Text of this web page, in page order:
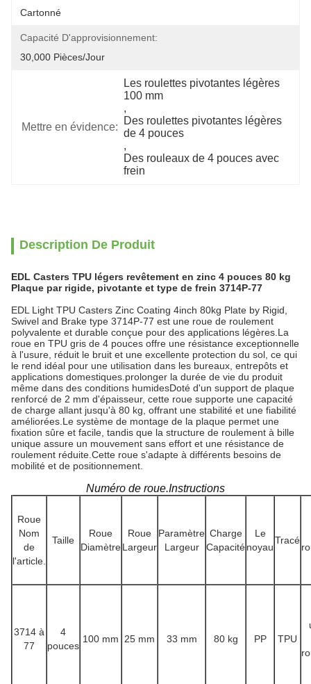
Cartonné
Capacité D'approvisionnement:
30,000 Pièces/jour
Mettre en évidence:
Les roulettes pivotantes légères
100 mm
,
Des roulettes pivotantes légères
de 4 pouces
,
Des rouleaux de 4 pouces avec
frein
Description De Produit
EDL Casters TPU légers revêtement en zinc 4 pouces 80 kg
Plaque par rigide, pivotante et type de frein 3714P-77
EDL Light TPU Casters Zinc Coating 4inch 80kg Plate by Rigid,
Swivel and Brake type 3714P-77 est une roue de roulement
polyvalente et durable conçue pour des applications légères.La
roue en TPU gris de 4 pouces offre une résistance exceptionnelle
à l'usure, réduit le bruit et une excellente protection du sol, ce qui
le rend idéal pour une utilisation dans les bureaux, entrepôts et
applications domestiques.prolonger la durée de vie du produit
même dans des conditions humidesDoté d'un support de plaque
renforcé de 2 mm d'épaisseur, cette roue supporte une capacité
de charge allant jusqu'à 80 kg, offrant une stabilité et une fiabilité
améliorées.Le système de montage de la plaque permet une
fixation sûre et facile, tandis que la structure de roulement à bille
unique assure un mouvement sans effort et une résistance de
roulement réduite.Cette roue s'adapte à différents besoins de
mobilité et de positionnement.
Numéro de roue.Instructions
Roue
Nom
de
l'article.
Taille
Roue
Diamètre
Roue
Largeur
Paramètre
Largeur
Charge
Capacité
Le
noyau
Tracé
3714 à
77
4
pouces
100 mm 25 mm 33 mm 80 kg PP TPU